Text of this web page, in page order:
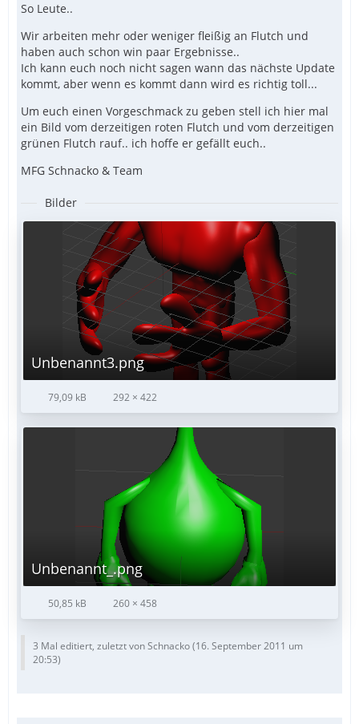
So Leute..
Wir arbeiten mehr oder weniger fleißig an Flutch und
haben auch schon win paar Ergebnisse..
Ich kann euch noch nicht sagen wann das nächste Update
kommt, aber wenn es kommt dann wird es richtig toll...
Um euch einen Vorgeschmack zu geben stell ich hier mal
ein Bild vom derzeitigen roten Flutch und vom derzeitigen
grünen Flutch rauf.. ich hoffe er gefällt euch..
MFG Schnacko & Team
Bilder
Unbenannt3.png
79,09 kB 292 × 422
Unbenannt_.png
50,85 kB 260 × 458
3 Mal editiert, zuletzt von Schnacko (16. September 2011 um
20:53)